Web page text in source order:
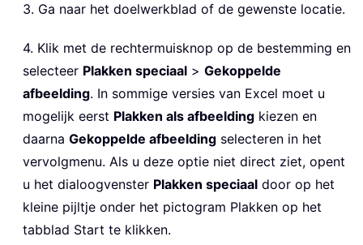
3. Ga naar het doelwerkblad of de gewenste locatie.
4. Klik met de rechtermuisknop op de bestemming en
selecteer Plakken speciaal > Gekoppelde
afbeelding. In sommige versies van Excel moet u
mogelijk eerst Plakken als afbeelding kiezen en
daarna Gekoppelde afbeelding selecteren in het
vervolgmenu. Als u deze optie niet direct ziet, opent
u het dialoogvenster Plakken speciaal door op het
kleine pijltje onder het pictogram Plakken op het
tabblad Start te klikken.